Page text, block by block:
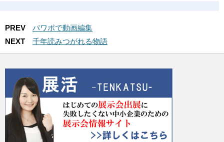
PREV
パワポで動画編集
NEXT
千年読みつがれる物語